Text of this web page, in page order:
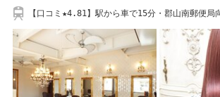
【口コミ★4.81】駅から車で15分・郡山南郵便局